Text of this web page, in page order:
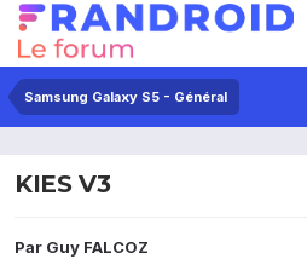
Samsung Galaxy S5 - Général
KIES V3
Par Guy FALCOZ